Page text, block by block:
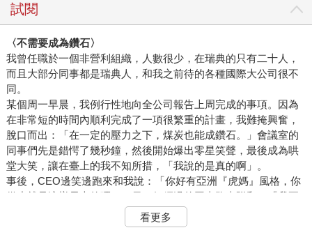
試閱
〈不需要成為鑽石〉
我曾任職於一個非營利組織，人數很少，在瑞典的只有二十人，
而且大部分同事都是瑞典人，和我之前待的各種國際大公司很不
同。
某個周一早晨，我例行性地向全公司報告上周完成的事項。因為
在非常短的時間內順利完成了一項很繁重的計畫，我難掩興奮，
脫口而出：「在一定的壓力之下，煤炭也能成鑽石。」會議室的
同事們先是錯愕了幾秒鐘，然後開始爆出零星笑聲，最後成為哄
堂大笑，讓在臺上的我不知所措，「我說的是真的啊」。
事後，CEO邊笑邊跑來和我說：「你好有亞洲『虎媽』風格，你
從小就是這樣長大的嗎？」另一個經過的同事跑來附和：「我要
把你早上說的那句話寫在冰箱便條紙上！」，然後陸陸續續又有
同事過來和我嬉鬧，讓我整天都哭笑不得，頓時成為辦公室的焦
看更多